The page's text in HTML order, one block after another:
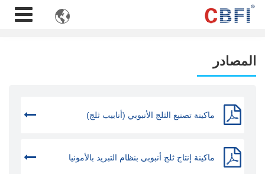

المصادر
ماكينة تصنيع الثلج الأنبوبي (أنابيب ثلج)
ماكينة إنتاج ثلج أنبوبي بنظام التبريد بالأمونيا